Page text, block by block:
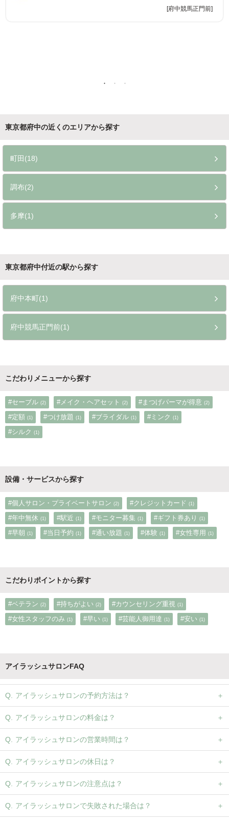
[府中競馬正門前]
東京都府中の近くのエリアから探す
町田(18)
調布(2)
多摩(1)
東京都府中付近の駅から探す
府中本町(1)
府中競馬正門前(1)
こだわりメニューから探す
#セーブル (2) #メイク・ヘアセット (2) #まつげパーマが得意 (2)
#定額 (1) #つけ放題 (1) #ブライダル (1) #ミンク (1)
#シルク (1)
設備・サービスから探す
#個人サロン・プライベートサロン (2) #クレジットカード (1)
#年中無休 (1) #駅近 (1) #モニター募集 (1) #ギフト券あり (1)
#早朝 (1) #当日予約 (1) #通い放題 (1) #体験 (1) #女性専用 (1)
こだわりポイントから探す
#ベテラン (2) #持ちがよい (2) #カウンセリング重視 (1)
#女性スタッフのみ (1) #早い (1) #芸能人御用達 (1) #安い (1)
アイラッシュサロンFAQ
アイラッシュサロンの予約方法は？
アイラッシュサロンの料金は？
アイラッシュサロンの営業時間は？
アイラッシュサロンの休日は？
アイラッシュサロンの注意点は？
アイラッシュサロンで失敗された場合は？